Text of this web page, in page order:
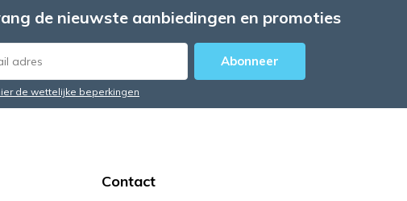
de nieuwste aanbiedingen en promoties
Abonneer
de wettelijke beperkingen
Contact